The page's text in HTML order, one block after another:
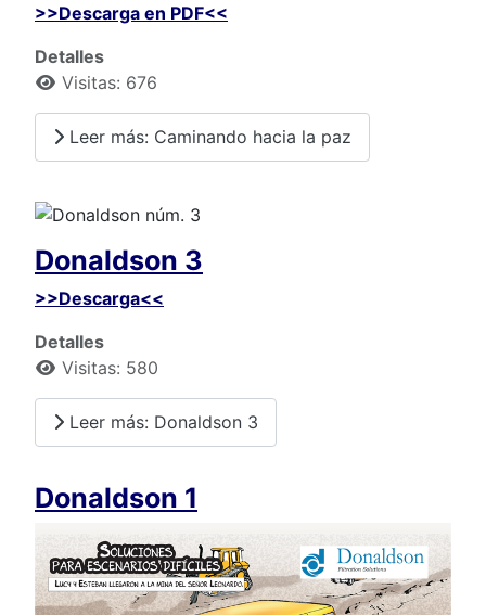
>>Descarga en PDF<<
Detalles
Visitas: 676
Leer más: Caminando hacia la paz
Donaldson 3
>>Descarga<<
Detalles
Visitas: 580
Leer más: Donaldson 3
Donaldson 1